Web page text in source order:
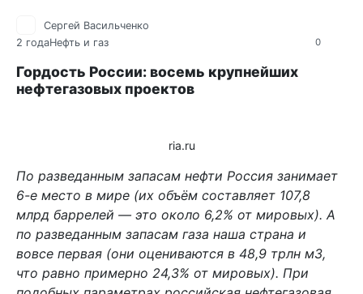
0
Сергей Васильченко
2 годаНефть и газ
Гордость России: восемь крупнейших
нефтегазовых проектов
ria.ru
По разведанным запасам нефти Россия занимает
6-е место в мире (их объём составляет 107,8
млрд баррелей — это около 6,2% от мировых). А
по разведанным запасам газа наша страна и
вовсе первая (они оцениваются в 48,9 трлн м3,
что равно примерно 24,3% от мировых). При